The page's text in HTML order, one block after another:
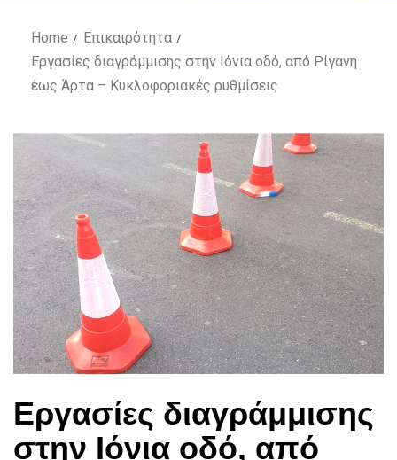
Home
Επικαιρότητα
Εργασίες διαγράμμισης στην Ιόνια οδό, από Ρίγανη
έως Άρτα – Κυκλοφοριακές ρυθμίσεις
Εργασίες διαγράμμισης
στην Ιόνια οδό, από